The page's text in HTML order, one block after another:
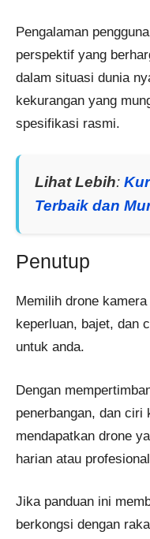
Pengalaman
perspektif yang
dalam situasi dunia
kekurangan yang
spesifikasi rasmi.
Lihat Lebih:
Terbaik dan
Penutup
Memilih drone
keperluan, bajet, dan
untuk anda.
Dengan
penerbangan, dan ciri
mendapatkan drone
harian atau
Jika panduan ini
berkongsi dengan